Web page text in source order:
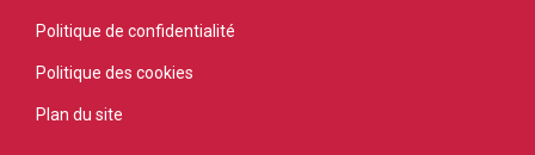
Politique de confidentialité
Politique des cookies
Plan du site